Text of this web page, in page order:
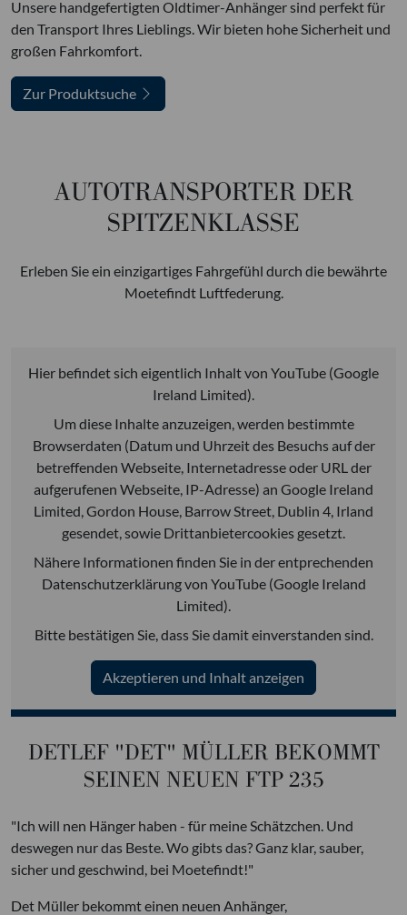
Unsere handgefertigten Oldtimer-Anhänger sind perfekt für
den Transport Ihres Lieblings. Wir bieten hohe Sicherheit und
großen Fahrkomfort.
Zur Produktsuche
AUTOTRANSPORTER DER
SPITZENKLASSE
Erleben Sie ein einzigartiges Fahrgefühl durch die bewährte
Moetefindt Luftfederung.
Hier befindet sich eigentlich Inhalt von YouTube (Google
Ireland Limited).
Um diese Inhalte anzuzeigen, werden bestimmte
Browserdaten (Datum und Uhrzeit des Besuchs auf der
betreffenden Webseite, Internetadresse oder URL der
aufgerufenen Webseite, IP-Adresse) an Google Ireland
Limited, Gordon House, Barrow Street, Dublin 4, Irland
gesendet, sowie Drittanbietercookies gesetzt.
Nähere Informationen finden Sie in der entprechenden
Datenschutzerklärung von YouTube (Google Ireland
Limited).
Bitte bestätigen Sie, dass Sie damit einverstanden sind.
Akzeptieren und Inhalt anzeigen
DETLEF "DET" MÜLLER BEKOMMT
SEINEN NEUEN FTP 235
"Ich will nen Hänger haben - für meine Schätzchen. Und
deswegen nur das Beste. Wo gibts das? Ganz klar, sauber,
sicher und geschwind, bei Moetefindt!"
Det Müller bekommt einen neuen Anhänger,